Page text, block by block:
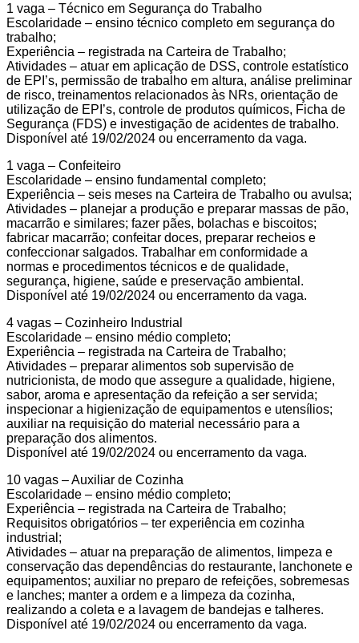
1 vaga – Técnico em Segurança do Trabalho
Escolaridade – ensino técnico completo em segurança do
trabalho;
Experiência – registrada na Carteira de Trabalho;
Atividades – atuar em aplicação de DSS, controle estatístico
de EPI’s, permissão de trabalho em altura, análise preliminar
de risco, treinamentos relacionados às NRs, orientação de
utilização de EPI’s, controle de produtos químicos, Ficha de
Segurança (FDS) e investigação de acidentes de trabalho.
Disponível até 19/02/2024 ou encerramento da vaga.
1 vaga – Confeiteiro
Escolaridade – ensino fundamental completo;
Experiência – seis meses na Carteira de Trabalho ou avulsa;
Atividades – planejar a produção e preparar massas de pão,
macarrão e similares; fazer pães, bolachas e biscoitos;
fabricar macarrão; confeitar doces, preparar recheios e
confeccionar salgados. Trabalhar em conformidade a
normas e procedimentos técnicos e de qualidade,
segurança, higiene, saúde e preservação ambiental.
Disponível até 19/02/2024 ou encerramento da vaga.
4 vagas – Cozinheiro Industrial
Escolaridade – ensino médio completo;
Experiência – registrada na Carteira de Trabalho;
Atividades – preparar alimentos sob supervisão de
nutricionista, de modo que assegure a qualidade, higiene,
sabor, aroma e apresentação da refeição a ser servida;
inspecionar a higienização de equipamentos e utensílios;
auxiliar na requisição do material necessário para a
preparação dos alimentos.
Disponível até 19/02/2024 ou encerramento da vaga.
10 vagas – Auxiliar de Cozinha
Escolaridade – ensino médio completo;
Experiência – registrada na Carteira de Trabalho;
Requisitos obrigatórios – ter experiência em cozinha
industrial;
Atividades – atuar na preparação de alimentos, limpeza e
conservação das dependências do restaurante, lanchonete e
equipamentos; auxiliar no preparo de refeições, sobremesas
e lanches; manter a ordem e a limpeza da cozinha,
realizando a coleta e a lavagem de bandejas e talheres.
Disponível até 19/02/2024 ou encerramento da vaga.